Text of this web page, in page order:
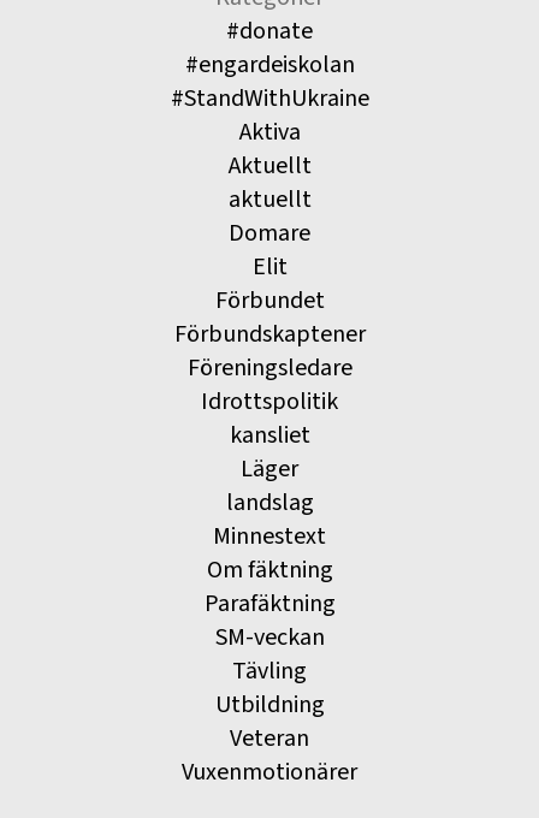
#donate
#engardeiskolan
#StandWithUkraine
Aktiva
Aktuellt
aktuellt
Domare
Elit
Förbundet
Förbundskaptener
Föreningsledare
Idrottspolitik
kansliet
Läger
landslag
Minnestext
Om fäktning
Parafäktning
SM-veckan
Tävling
Utbildning
Veteran
Vuxenmotionärer